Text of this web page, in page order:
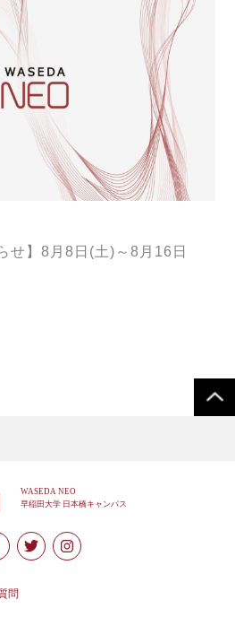
せ】8月8日(土)～8月16日
問